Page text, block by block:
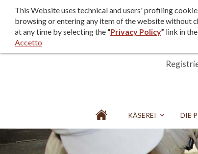
F.A.Q. Verkaufs- und
Home KÄSEREI DIE
This Website uses technical and users' profiling
browsing or entering any item of the website without
at any time by selecting the “Privacy Policy” link in
Accetto